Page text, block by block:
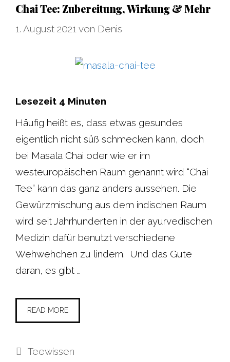
Chai Tee: Zubereitung, Wirkung & Mehr
1. August 2021 von Denis
Lesezeit 4 Minuten
Häufig heißt es, dass etwas gesundes
eigentlich nicht süß schmecken kann, doch
bei Masala Chai oder wie er im
westeuropäischen Raum genannt wird “Chai
Tee” kann das ganz anders aussehen. Die
Gewürzmischung aus dem indischen Raum
wird seit Jahrhunderten in der ayurvedischen
Medizin dafür benutzt verschiedene
Wehwehchen zu lindern. Und das Gute
daran, es gibt …
READ MORE
Kategorien
Teewissen